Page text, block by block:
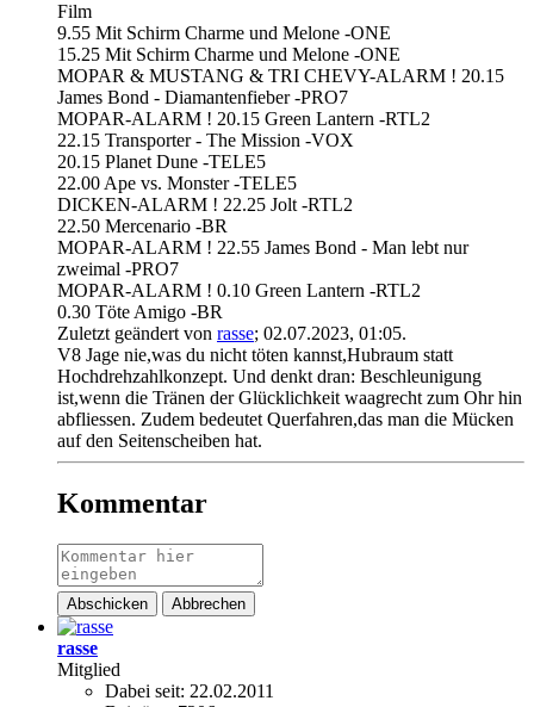
Film
9.55 Mit Schirm Charme und Melone -ONE
15.25 Mit Schirm Charme und Melone -ONE
MOPAR & MUSTANG & TRI CHEVY-ALARM ! 20.15
James Bond - Diamantenfieber -PRO7
MOPAR-ALARM ! 20.15 Green Lantern -RTL2
22.15 Transporter - The Mission -VOX
20.15 Planet Dune -TELE5
22.00 Ape vs. Monster -TELE5
DICKEN-ALARM ! 22.25 Jolt -RTL2
22.50 Mercenario -BR
MOPAR-ALARM ! 22.55 James Bond - Man lebt nur
zweimal -PRO7
MOPAR-ALARM ! 0.10 Green Lantern -RTL2
0.30 Töte Amigo -BR
Zuletzt geändert von rasse; 02.07.2023, 01:05.
V8 Jage nie,was du nicht töten kannst,Hubraum statt
Hochdrehzahlkonzept. Und denkt dran: Beschleunigung
ist,wenn die Tränen der Glücklichkeit waagrecht zum Ohr hin
abfliessen. Zudem bedeutet Querfahren,das man die Mücken
auf den Seitenscheiben hat.
Kommentar
Abschicken Abbrechen
rasse
Mitglied
Dabei seit: 22.02.2011